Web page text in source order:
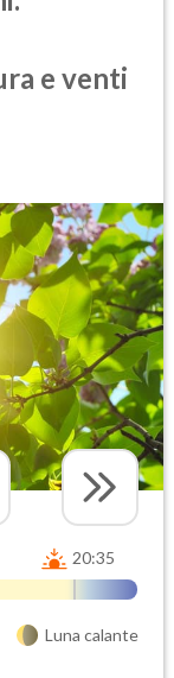
e venti
20:35
Luna calante